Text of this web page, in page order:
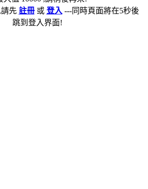
先 註冊或 登入 ---同時頁面將在5秒後
跳到登入界面!